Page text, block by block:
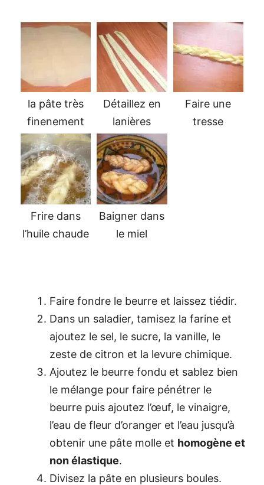
la pâte très
finenement
Détaillez en
lanières
Faire une
tresse
Frire dans
l’huile chaude
Baigner dans
le miel
Faire fondre le beurre et laissez tiédir.
Dans un saladier, tamisez la farine et
ajoutez le sel, le sucre, la vanille, le
zeste de citron et la levure chimique.
Ajoutez le beurre fondu et sablez bien
le mélange pour faire pénétrer le
beurre puis ajoutez l’œuf, le vinaigre,
l’eau de fleur d’oranger et l’eau jusqu’à
obtenir une pâte molle et homogène et
non élastique.
Divisez la pâte en plusieurs boules.